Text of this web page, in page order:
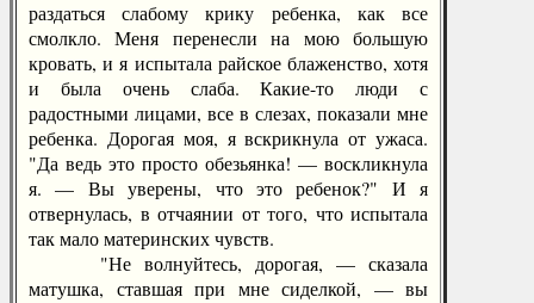
раздаться слабому крику ребенка, как все
смолкло. Меня перенесли на мою большую
кровать, и я испытала райское блаженство, хотя
и была очень слаба. Какие-то люди с
радостными лицами, все в слезах, показали мне
ребенка. Дорогая моя, я вскрикнула от ужаса.
"Да ведь это просто обезьянка! — воскликнула
я. — Вы уверены, что это ребенок?" И я
отвернулась, в отчаянии от того, что испытала
так мало материнских чувств.
"Не волнуйтесь, дорогая, — сказала
матушка, ставшая при мне сиделкой, — вы